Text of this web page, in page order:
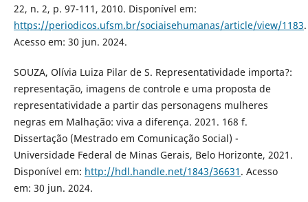
22, n. 2, p. 97-111, 2010. Disponível em:
https://periodicos.ufsm.br/sociaisehumanas/article/view/1183.
Acesso em: 30 jun. 2024.
SOUZA, Olívia Luiza Pilar de S. Representatividade importa?:
representação, imagens de controle e uma proposta de
representatividade a partir das personagens mulheres
negras em Malhação: viva a diferença. 2021. 168 f.
Dissertação (Mestrado em Comunicação Social) -
Universidade Federal de Minas Gerais, Belo Horizonte, 2021.
Disponível em: http://hdl.handle.net/1843/36631 . Acesso
em: 30 jun. 2024.